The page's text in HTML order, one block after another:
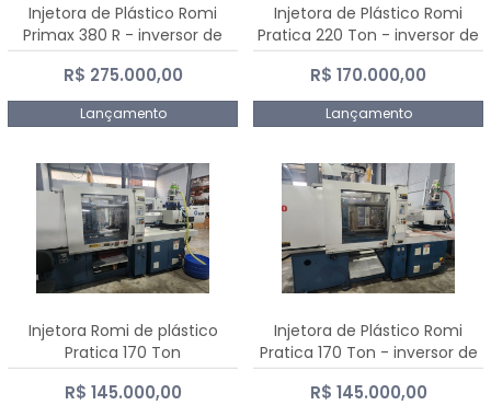
Injetora de Plástico Romi
Primax 380 R - inversor de
frequência NR 12
R$ 275.000,00
Lançamento
Injetora de Plástico Romi
Pratica 220 Ton - inversor de
frequência NR 12
R$ 170.000,00
Lançamento
Injetora Romi de plástico
Pratica 170 Ton
R$ 145.000,00
Injetora de Plástico Romi
Pratica 170 Ton - inversor de
frequência NR 12
R$ 145.000,00